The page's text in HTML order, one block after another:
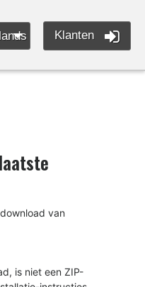
Klanten
van
is niet een ZIP-